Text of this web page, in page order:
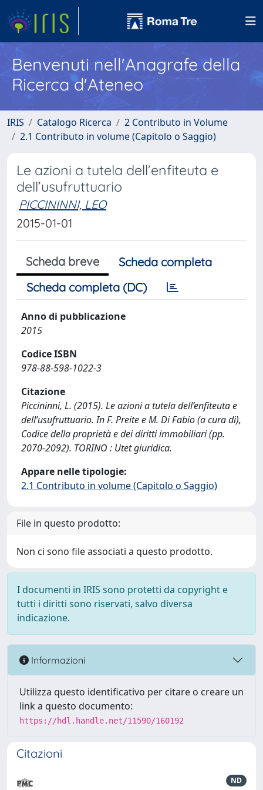
Benvenuti nell'Anagrafe della
Ricerca d'Ateneo
IRIS Catalogo Ricerca
2 Contributo in Volume
2.1 Contributo in volume (Capitolo o Saggio)
Le azioni a tutela dell’enfiteuta e
dell’usufruttuario
PICCININNI, LEO
2015-01-01
Scheda breve
Scheda completa
Scheda completa (DC)
Anno di pubblicazione
2015
Codice ISBN
978-88-598-1022-3
Citazione
Piccininni, L. (2015). Le azioni a tutela dell’enfiteuta e
dell’usufruttuario. In F. Preite e M. Di Fabio (a cura di),
Codice della proprietà e dei diritti immobiliari (pp.
2070-2092). TORINO : Utet giuridica.
Appare nelle tipologie:
2.1 Contributo in volume (Capitolo o Saggio)
File in questo prodotto:
Non ci sono file associati a questo prodotto.
I documenti in IRIS sono protetti da copyright e
tutti i diritti sono riservati, salvo diversa
indicazione.
Informazioni
Utilizza questo identificativo per citare o creare un
link a questo documento:
https://hdl.handle.net/11590/160192
Citazioni
ND